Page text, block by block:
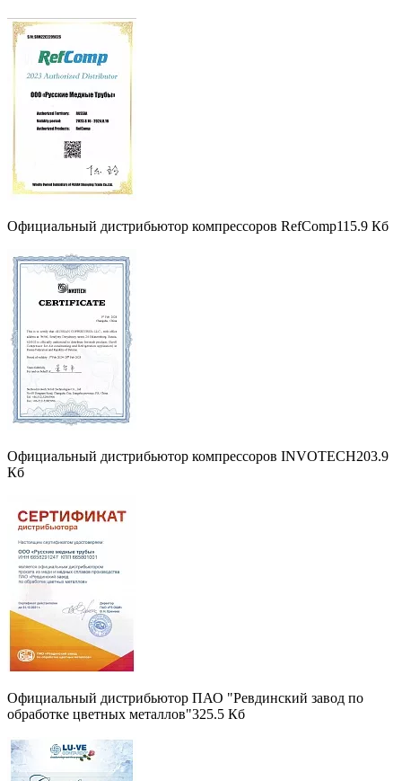
Официальный дистрибьютор компрессоров RefComp115.9 Кб
Официальный дистрибьютор компрессоров INVOTECH203.9
Кб
Официальный дистрибьютор ПАО "Ревдинский завод по
обработке цветных металлов"325.5 Кб